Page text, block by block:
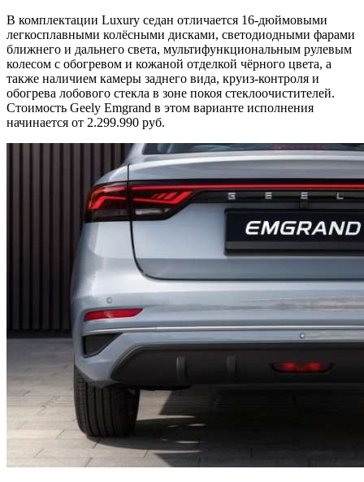
В комплектации Luxury седан отличается 16-дюймовыми
легкосплавными колёсными дисками, светодиодными фарами
ближнего и дальнего света, мультифункциональным рулевым
колесом с обогревом и кожаной отделкой чёрного цвета, а
также наличием камеры заднего вида, круиз-контроля и
обогрева лобового стекла в зоне покоя стеклоочистителей.
Стоимость Geely Emgrand в этом варианте исполнения
начинается от 2.299.990 руб.